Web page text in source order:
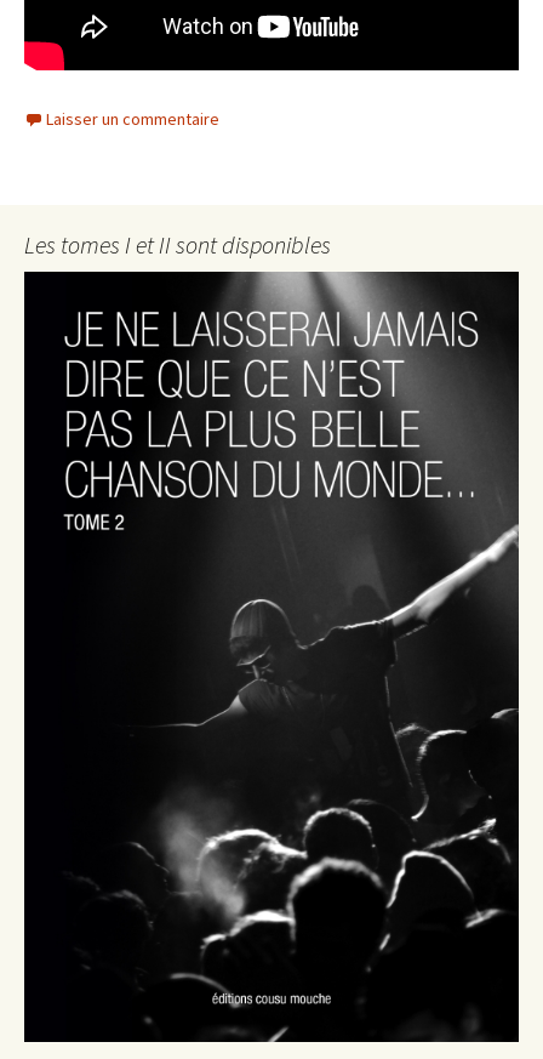
Laisser un commentaire
Les tomes I et II sont disponibles